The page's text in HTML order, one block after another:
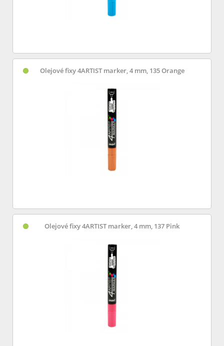
Olejové fixy 4ARTIST marker, 4 mm, 135 Orange
Olejové fixy 4ARTIST marker, 4 mm, 137 Pink